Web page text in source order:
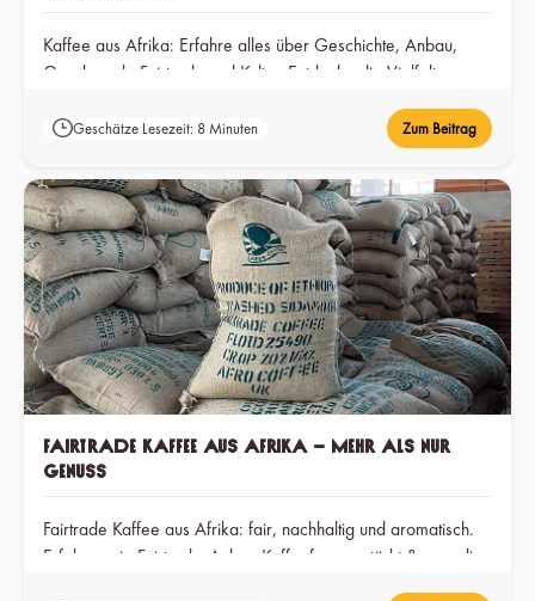
Kaffee aus Afrika: Erfahre alles über Geschichte, Anbau,
Geschmack, Fairtrade und Kultur. Entdecke die Vielfalt
Geschätze Lesezeit: 8 Minuten Zum Beitrag
Fairtrade Kaffee aus Afrika – Mehr als nur
Genuss
Fairtrade Kaffee aus Afrika: fair, nachhaltig und aromatisch.
Erfahre, wie Fairtrade-Anbau Kaffeefarmer stärkt &amp; die